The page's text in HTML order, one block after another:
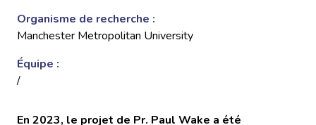
Organisme de recherche :
Manchester Metropolitan University
Équipe :
/
En 2023, le projet de Pr. Paul Wake a été